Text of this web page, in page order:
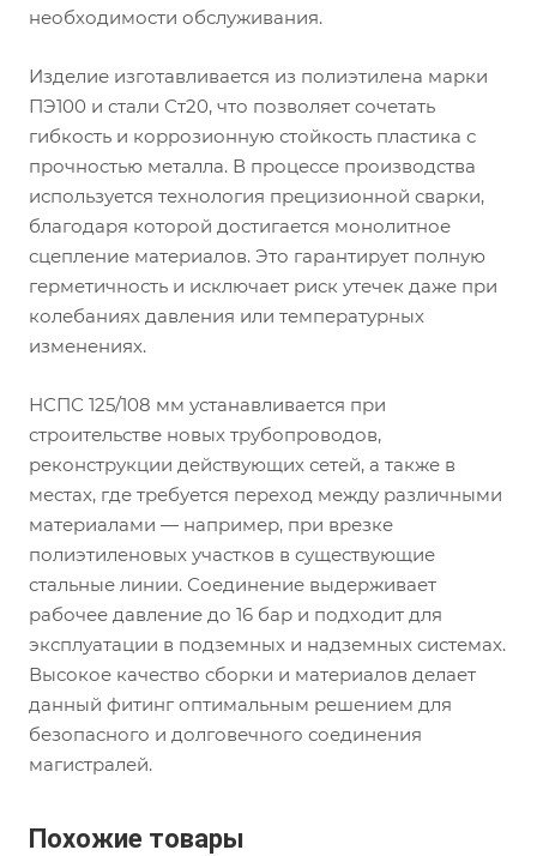
необходимости обслуживания.
Изделие изготавливается из полиэтилена марки
ПЭ100 и стали Ст20, что позволяет сочетать
гибкость и коррозионную стойкость пластика с
прочностью металла. В процессе производства
используется технология прецизионной сварки,
благодаря которой достигается монолитное
сцепление материалов. Это гарантирует полную
герметичность и исключает риск утечек даже при
колебаниях давления или температурных
изменениях.
НСПС 125/108 мм устанавливается при
строительстве новых трубопроводов,
реконструкции действующих сетей, а также в
местах, где требуется переход между различными
материалами — например, при врезке
полиэтиленовых участков в существующие
стальные линии. Соединение выдерживает
рабочее давление до 16 бар и подходит для
эксплуатации в подземных и надземных системах.
Высокое качество сборки и материалов делает
данный фитинг оптимальным решением для
безопасного и долговечного соединения
магистралей.
Похожие товары